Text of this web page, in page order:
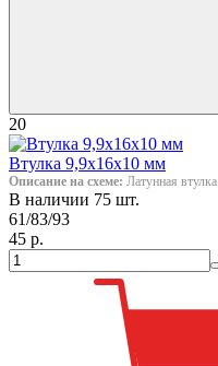
20
Втулка 9,9х16х10 мм
Описание на схеме: Латунная втулка
В наличии 75 шт.
61/83/93
45 р.